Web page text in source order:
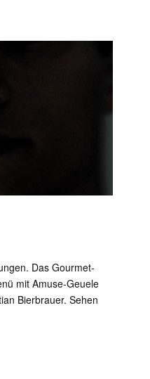
Das Gourmet-
mit Amuse-Geuele
Bierbrauer. Sehen